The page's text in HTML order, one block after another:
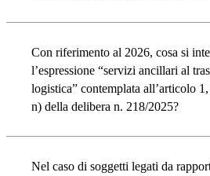
Con riferimento al 2026, cosa si
l’espressione “servizi ancillari al
logistica” contemplata all’articolo
n) della delibera n. 218/2025?
Nel caso di soggetti legati da